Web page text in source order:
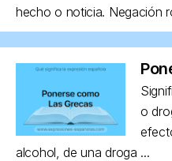
hecho o noticia. Negación
o
alcohol, de una droga ...